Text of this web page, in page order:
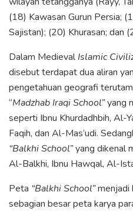
(18) Kawasan Gurun Persia;
Sajistan); (20) Khurasan; dan
Dalam MedievalIslamic
disebut terdapat dua aliran
pengetahuan geografi
“Madzhab Iraqi School”yang
seperti Ibnu Khurdadhbih, Al-
Faqih, dan Al-Mas’udi.
“Balkhi School”yang dikenal
Al-Balkhi, Ibnu Hawqal, Al-
Peta “Balkhi School”menjadi
sebagian besar peta karya